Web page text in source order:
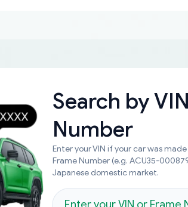
Search by
Number
Enter your VIN if your car was
Frame Number (e.g. ACU35-
Japanese domestic market.